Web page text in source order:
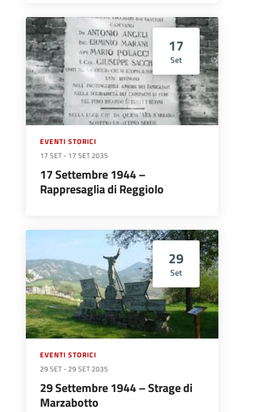
17
Set
EVENTI STORICI
17 SET - 17 SET 2035
17 Settembre 1944 –
Rappresaglia di Reggiolo
29
Set
EVENTI STORICI
29 SET -29 SET 2035
29 Settembre 1944 – Strage di
Marzabotto